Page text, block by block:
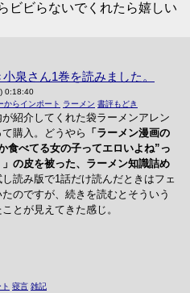
ビビらないでくれたら嬉しい
泉さん1巻を読みました。
0:18:40
からインポート ラーメン 書評もどき
紹介してくれた袋ラーメンアレン
購入。どうやら 「ラーメン漫画の
食べてる女の子ってエロいよね”っ
の皮を被った、ラーメン知識詰め
読み版で1話だけ読んだときはフェ
のですが、続きを読むとそういう
とが見えてきた感じ。
寝言 雑記